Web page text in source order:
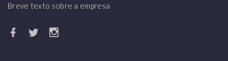
Breve texto sobre a empresa